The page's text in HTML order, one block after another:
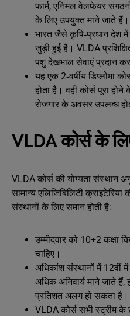
फार्म, एनिमल वेलफेयर
के लिए उपयुक्त माने जाते हैं।
भारत जैसे कृषि‑प्रधान देश
जुड़ी हुई है। VLDA
पशु देखभाल सेवाएं प्रदान
यह एक 2‑वर्षीय डिप्लोमा
होता है। वहीं कोर्स पूरा
रोजगार के अवसर उपलब्ध
VLDA कोर्स के
VLDA कोर्स की योग्यता संस्थान
सामान्य एलिजिबिलिटी
संस्थानों के लिए समान होती है:
उम्मीदवार को 10+2 कक्षा
चाहिए।
अधिकांश संस्थानों में 12वीं
अधिक अनिवार्य माने जाते
प्रतिशत अलग हो सकता है।
VLDA कोर्स सभी स्ट्रीम